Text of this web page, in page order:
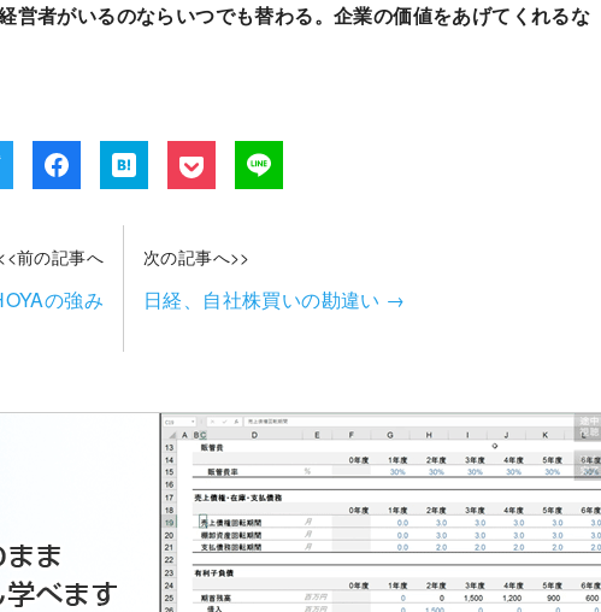
営者がいるのならいつでも替わる。企業の価値をあげてくれるな
前の記事へ
の強み
次の記事へ>>
日経、自社株買いの勘違い →